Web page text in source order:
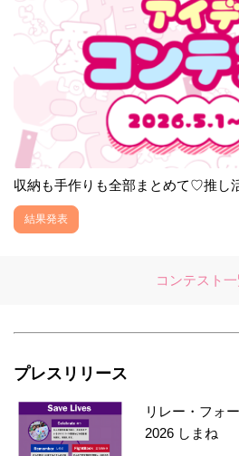
収納も手作りも全部まとめて♡推し
結果発表
コンテスト
プレスリリース
リレー・フォ
2026 しまね